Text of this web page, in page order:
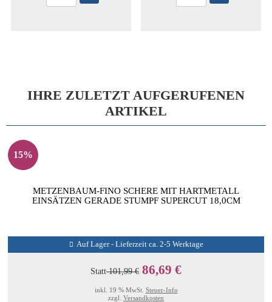
IHRE ZULETZT AUFGERUFENEN
ARTIKEL
15%
METZENBAUM-FINO SCHERE MIT HARTMETALL
EINSÄTZEN GERADE STUMPF SUPERCUT 18,0CM
Auf Lager - Lieferzeit ca. 2-5 Werktage
Statt101,99 € 86,69 €
inkl. 19 % MwSt. Steuer-Info
zzgl. Versandkosten